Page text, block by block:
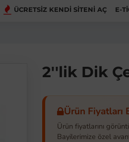
ÜCRETSIZ KENDI SITENI AÇ E-
2''lik Dik
Ürün Fiyatları
Ürün fiyatlarını
Bayilerimize özel